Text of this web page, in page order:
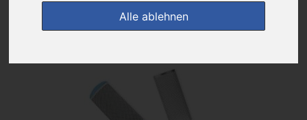
Alle ablehnen
Preisalarm